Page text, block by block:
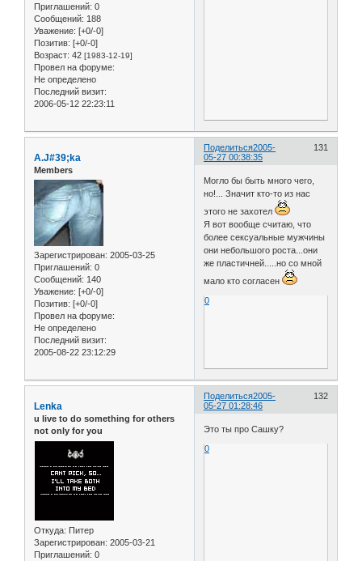
Приглашений: 0
Сообщений: 188
Уважение: [+0/-0]
Позитив: [+0/-0]
Возраст: 42 [1983-12-19]
Провел на форуме:
Не определено
Последний визит:
2006-05-12 22:23:11
Поделиться 131
2005-
05-27 00:38:35
A.J#39;ka
Members
Зарегистрирован: 2005-03-25
Приглашений: 0
Сообщений: 140
Уважение: [+0/-0]
Позитив: [+0/-0]
Провел на форуме:
Не определено
Последний визит:
2005-08-22 23:12:29
Могло бы быть много чего,
но!... Значит кто-то из нас
этого не захотел
Я вот вообще считаю, что
более сексуальные мужчины
они небольшого роста...они
же пластичней.....но со мной
мало кто согласен
0
Поделиться 132
2005-
05-27 01:28:46
Lenka
u live to do something for others
not only for you
Откуда: Питер
Зарегистрирован: 2005-03-21
Приглашений: 0
Это ты про Сашку?
0